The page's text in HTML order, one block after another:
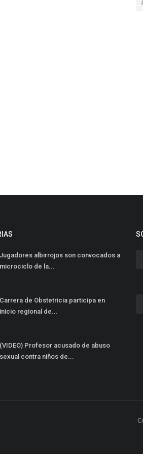
Jugadores albirrojos son convocados a
microciclo de la...
Carrera de Obstetricia participa en
inicio regional de...
(VIDEO) Profesor acusado de abuso
sexual contra niños de...